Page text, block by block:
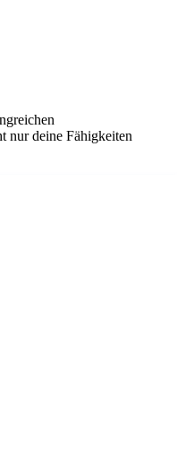
nur deine Fähigkeiten